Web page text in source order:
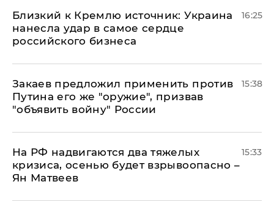
Близкий к Кремлю источник: Украина
нанесла удар в самое сердце
российского бизнеса
16:25
Закаев предложил применить против
Путина его же "оружие", призвав
"объявить войну" России
15:38
На РФ надвигаются два тяжелых
кризиса, осенью будет взрывоопасно –
Ян Матвеев
15:33